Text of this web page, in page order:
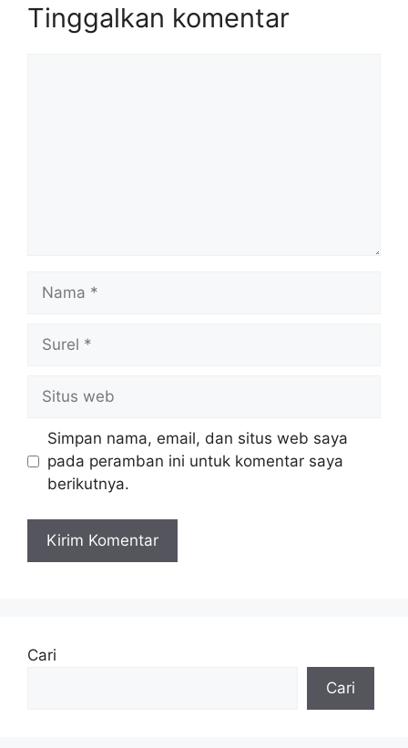
Tinggalkan komentar
Nama
Surel
Situs
web
Simpan nama, email, dan situs web saya
pada peramban ini untuk komentar saya
berikutnya.
Cari
Cari